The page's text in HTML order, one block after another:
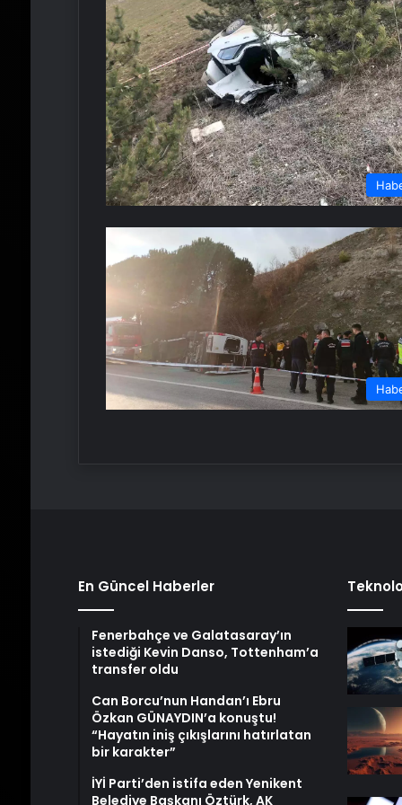
En Güncel Haberler
Fenerbahçe ve Galatasaray’ın
istediği Kevin Danso, Tottenham’a
transfer oldu
Can Borcu’nun Handan’ı Ebru
Özkan GÜNAYDIN’a konuştu!
“Hayatın iniş çıkışlarını hatırlatan
bir karakter”
İYİ Parti’den istifa eden Yenikent
Belediye Başkanı Öztürk, AK